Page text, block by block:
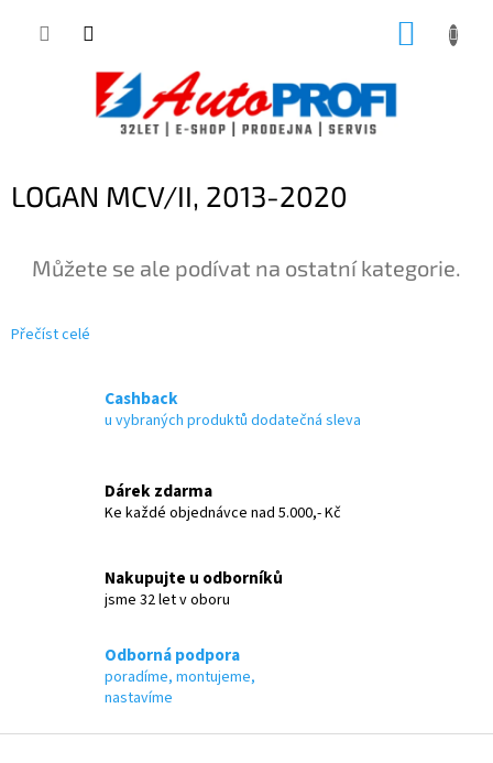
LOGAN MCV/II, 2013-2020
Můžete se ale podívat na ostatní kategorie.
Přečíst celé
Cashback
u vybraných produktů dodatečná sleva
Dárek zdarma
Ke každé objednávce nad 5.000,- Kč
Nakupujte u odborníků
jsme 32 let v oboru
Odborná podpora
poradíme, montujeme,
nastavíme